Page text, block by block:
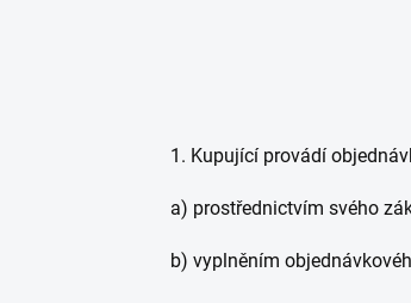
1. Kupující provádí
a) prostřednictvím svého
b) vyplněním